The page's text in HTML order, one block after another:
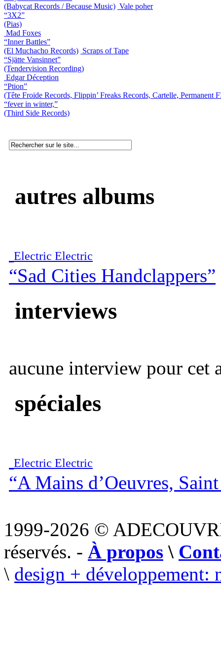
(Babycat Records / Because Music) Vale poher
“3X2”
(Pias)
Mad Foxes
“Inner Battles”
(El Muchacho Records) Scraps of Tape
“Sjätte Vansinnet”
(Tendervision Recording)
Edgar Déception
“Ption”
(Tête Froide Records, Flippin’ Freaks Records, Cartelle,
“fever in winter,”
(Third Side Records)
autres albums
Electric Electric
“Sad Cities Handclappers”
interviews
aucune interview pour cet
spéciales
Electric Electric
“A Mains d’Oeuvres,
1999-2026 ©
réservés. - À propos \
\ design + développement: